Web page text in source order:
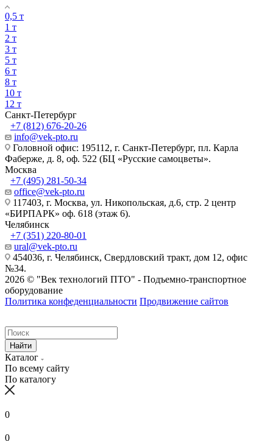
0,5 т
1 т
2 т
3 т
5 т
6 т
8 т
10 т
12 т
Санкт-Петербург
+7 (812) 676-20-26
info@vek-pto.ru
Головной офис: 195112, г. Санкт-Петербург, пл. Карла
Фаберже, д. 8, оф. 522 (БЦ «Русские самоцветы».
Москва
+7 (495) 281-50-34
office@vek-pto.ru
117403, г. Москва, ул. Никопольская, д.6, стр. 2 центр
«БИРПАРК» оф. 618 (этаж 6).
Челябинск
+7 (351) 220-80-01
ural@vek-pto.ru
454036, г. Челябинск, Свердловский тракт, дом 12, офис
№34.
2026 © "Век технологий ПТО" - Подъемно-транспортное
оборудование
Политика конфеденциальности Продвижение сайтов
Найти
Каталог
По всему сайту
По каталогу
0
0